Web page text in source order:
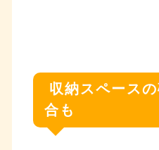
収納スペース
合も